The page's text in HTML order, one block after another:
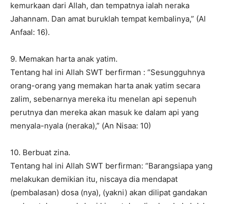
kemurkaan dari Allah, dan tempatnya ialah neraka
Jahannam. Dan amat buruklah tempat kembalinya,” (Al
Anfaal: 16).
9. Memakan harta anak yatim.
Tentang hal ini Allah SWT berfirman : “Sesungguhnya
orang-orang yang memakan harta anak yatim secara
zalim, sebenarnya mereka itu menelan api sepenuh
perutnya dan mereka akan masuk ke dalam api yang
menyala-nyala (neraka),” (An Nisaa: 10)
10. Berbuat zina.
Tentang hal ini Allah SWT berfirman: “Barangsiapa yang
melakukan demikian itu, niscaya dia mendapat
(pembalasan) dosa (nya), (yakni) akan dilipat gandakan